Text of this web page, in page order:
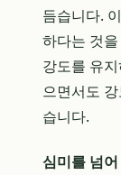
듬습니다.
하다는 것
강도를 유
으면서도
습니다.
심미를 넘